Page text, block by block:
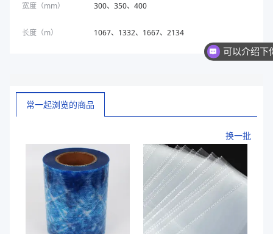
宽度（mm） 300、350、400
长度（m） 1067、1332、1667、2134
常一起浏览的商品
换一批